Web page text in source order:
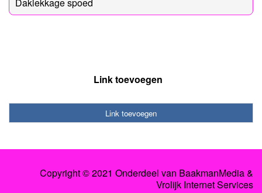
Link toevoegen
Link toevoegen
Copyright © 2021 Onderdeel van BaakmanMedia&
Vrolijk Internet Services